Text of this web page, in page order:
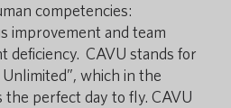
competencies:
improvement and team
deficiency. CAVU stands for
which in the
the perfect day to fly. CAVU